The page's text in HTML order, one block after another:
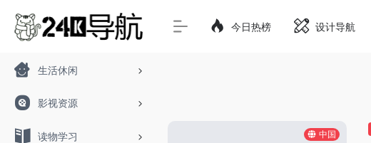
生活休闲
影视资源
读物学习
今日热榜 设计导航
中国